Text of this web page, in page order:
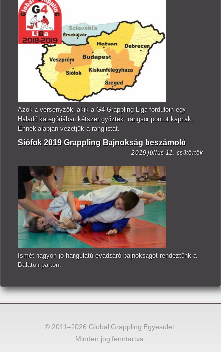
Azok a versenyzők, akik a G4 Grappling Liga fordulóin egy
Haladó kategóriában kétszer győztek, rangsor pontot kapnak.
Ennek alapján vezetjük a ranglistát.
Siófok 2019 Grappling Bajnokság beszámoló
2019 július 11. csütörtök
Ismét nagyon jó hangulatú évadzáró bajnokságot rendeztünk a
Balaton parton.
© 2011–2026 Global Grappling Egyesület.
Minden jog fenntartva.